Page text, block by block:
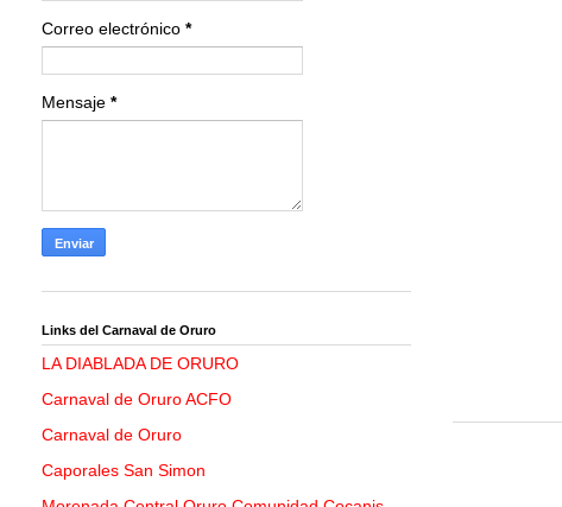
Correo electrónico *
Mensaje *
Links del Carnaval de Oruro
LA DIABLADA DE ORURO
Carnaval de Oruro ACFO
Carnaval de Oruro
Caporales San Simon